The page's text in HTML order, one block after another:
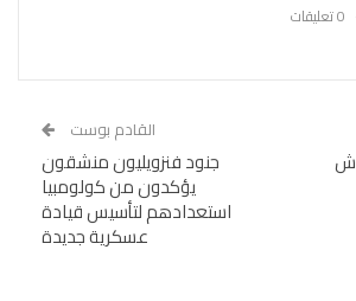
0 تعليقات
القادم بوست
جنود فنزويليون منشقون
يؤكدون من كولومبيا
استعدادهم لتأسيس قيادة
عسكرية جديدة